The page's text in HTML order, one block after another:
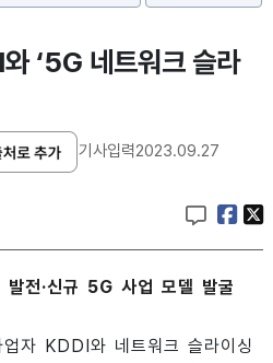
‘5G 네트워크 슬라
기사입력2023.09.27
발전·신규 5G 사업 모델 발굴
자 KDDI와 네트워크 슬라이싱